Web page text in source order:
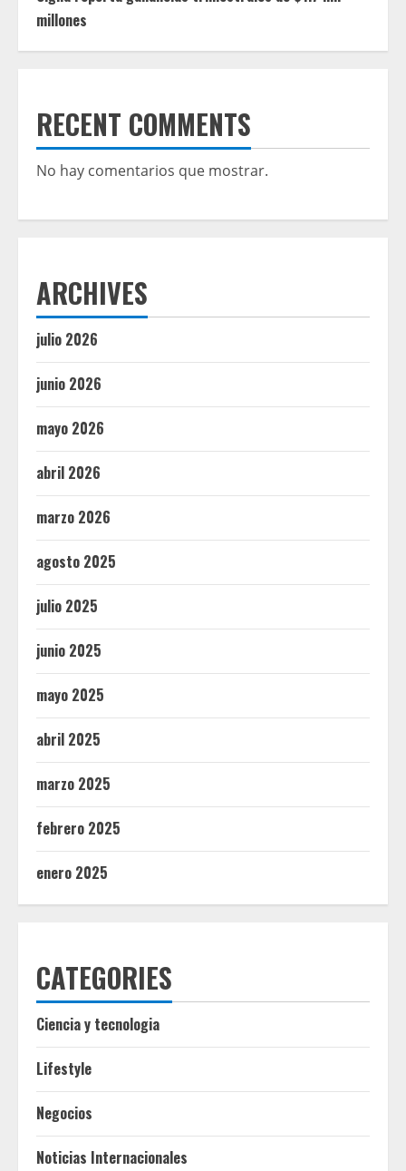
millones
RECENT COMMENTS
No hay comentarios que mostrar.
ARCHIVES
julio 2026
junio 2026
mayo 2026
abril 2026
marzo 2026
agosto 2025
julio 2025
junio 2025
mayo 2025
abril 2025
marzo 2025
febrero 2025
enero 2025
CATEGORIES
Ciencia y tecnologia
Lifestyle
Negocios
Noticias Internacionales